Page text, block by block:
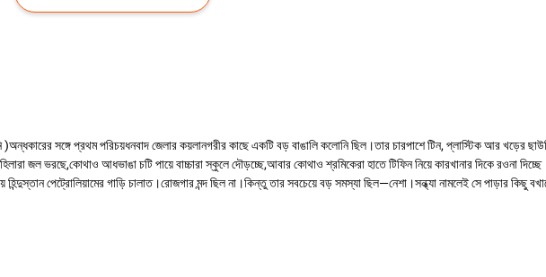
)অন্ধকারের সঙ্গে প্রথম পরিচয়ধনবাদ জেলার কয়লানগরীর কাছে একটি বড় বাঙালি কলোনি ছিল।তার চারপাশে টিন, প্লাস্টিক আর
জল ভরছে,কোথাও আধভাঙা চটি পায়ে বাচ্চারা স্কুলে দৌড়চ্ছে,আবার কোথাও শ্রমিকেরা হাতে টিফিন নিয়ে কারখানার দিকে রওনা
হিন্দুস্তান পেট্রোলিয়ামের গাড়ি চালাত।রোজগার মন্দ ছিল না।কিন্তু তার সবচেয়ে বড় সমস্যা ছিল—নেশা।সন্ধ্যা নামলেই সে পাড়ার কিছু